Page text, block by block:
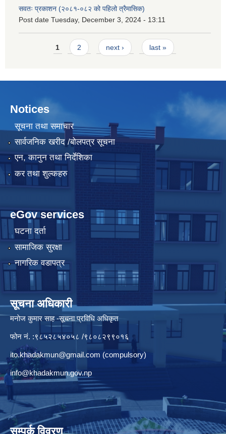
सवतः प्रकाशन (२०८१-०८२ को पहिलो त्रैमासिक)
Post date Tuesday, December 3, 2024 - 13:11
Pages1 2 next › last »
Notices
सूचना तथा समाचार
सार्वजनिक खरीद /बोलपत्र सूचना
एन, कानुन तथा निर्देशिका
कर तथा शुल्कहरु
eGov services
घटना दर्ता
सामाजिक सुरक्षा
नागरिक वडापत्र
सूचना अधिकारी
मनाेज कुमार साह -सूचना प्रविधि अधिकृत
फोन नं. :९८५२८५४०५८ /९८०८२९९०१६
ito.khadakmun@gmail.com (compulsory)
info@khadakmun.gov.np
सम्पर्क विवरण